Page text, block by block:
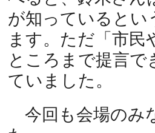
が知っているとい
ます。ただ「市
ところまで提言
ていました。
今回も会場のみ